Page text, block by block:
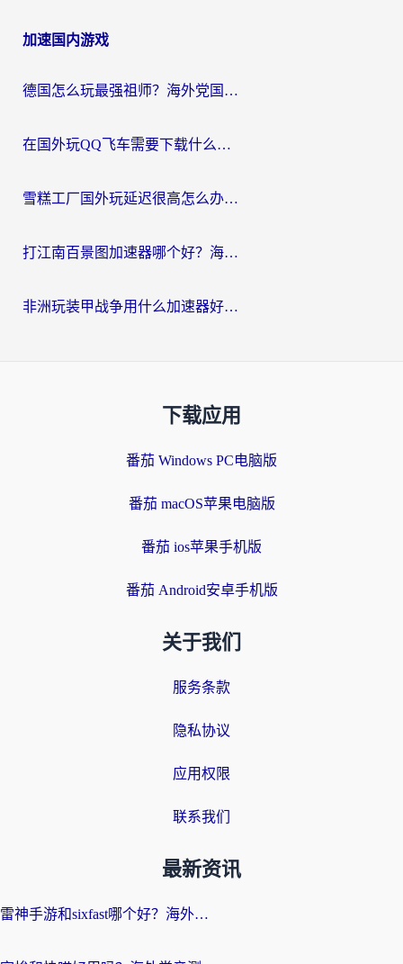
加速国内游戏
德国怎么玩最强祖师？海外党国服游戏加速器选择全攻略（附宝可梦Online实测）
在国外玩QQ飞车需要下载什么加速器呢？海外党亲测有效的国服游戏加速指南
雪糕工厂国外玩延迟很高怎么办？海外玩家国服游戏加速终极攻略（附实测推荐）
打江南百景图加速器哪个好？海外党踩坑N次后，终于找到不卡的秘诀
非洲玩装甲战争用什么加速器好？海外党亲测有效的国服游戏加速方案
下载应用
番茄 Windows PC电脑版
番茄 macOS苹果电脑版
番茄 ios苹果手机版
番茄 Android安卓手机版
关于我们
服务条款
隐私协议
应用权限
联系我们
最新资讯
雷神手游和sixfast哪个好？海外党亲测3款回国加速器，教你选对不踩坑